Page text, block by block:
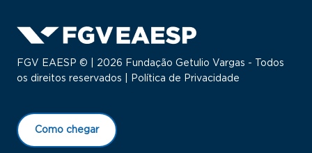
FGV EAESP © | 2026 Fundação Getulio Vargas - Todos
os direitos reservados |
Política de Privacidade
Como chegar